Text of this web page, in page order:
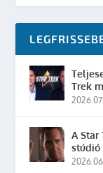
Trek
A